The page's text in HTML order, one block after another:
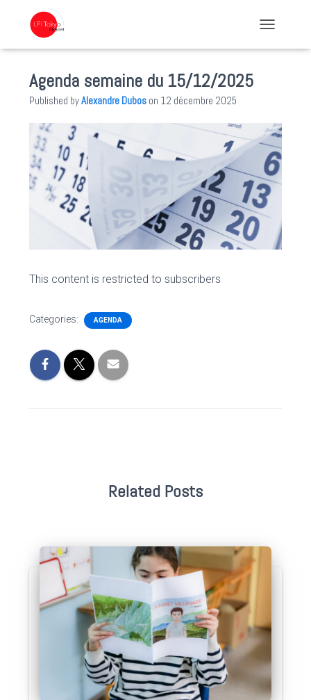
Agenda semaine du 15/12/2025
Published byAlexandre Dubos on 12 décembre 2025
This content is restricted to subscribers
Categories: AGENDA
Related Posts